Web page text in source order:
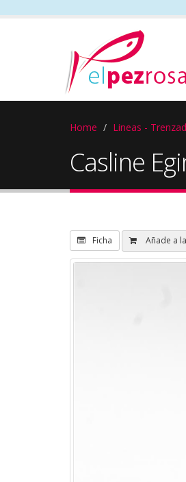
Home Lineas -
Casline
Ficha Añade a